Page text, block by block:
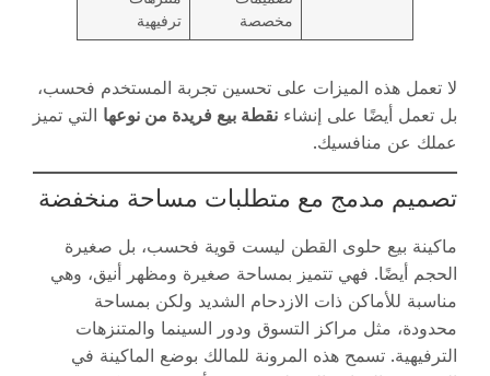
مخصصة
ترفيهية
لا تعمل هذه الميزات على تحسين تجربة المستخدم فحسب،
بل تعمل أيضًا على إنشاء نقطة بيع فريدة من نوعها التي تميز
عملك عن منافسيك.
تصميم مدمج مع متطلبات مساحة منخفضة
ماكينة بيع حلوى القطن ليست قوية فحسب، بل صغيرة
الحجم أيضًا. فهي تتميز بمساحة صغيرة ومظهر أنيق، وهي
مناسبة للأماكن ذات الازدحام الشديد ولكن بمساحة
محدودة، مثل مراكز التسوق ودور السينما والمتنزهات
الترفيهية. تسمح هذه المرونة للمالك بوضع الماكينة في